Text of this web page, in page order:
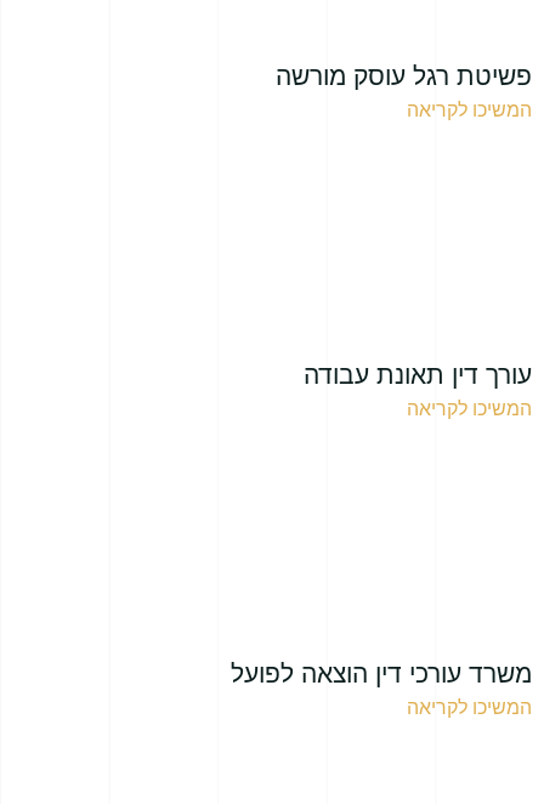
פשיטת רגל עוסק מורשה
המשיכו לקריאה
עורך דין תאונת עבודה
המשיכו לקריאה
משרד עורכי דין הוצאה לפועל
המשיכו לקריאה